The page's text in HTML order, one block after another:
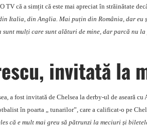
TV că a simțit că este mai apreciat în străinătate
Italia, din Anglia. Mai puțin din România, dar eu
sunt mulți care sunt alături de mine, dar parcă nu
invitată la
a fost invitată de Chelsea la derby-ul de aseară
în poarta „ tunarilor”, care a calificat-o pe
că e mult mai greu să pătrunzi la meciuri și